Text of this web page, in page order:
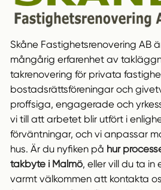
Skåne Fastighetsrenovering AB
mångårig erfarenhet av
takrenovering för privata
bostadsrättsföreningar och
proffsiga, engagerade och
vi till att arbetet blir utfört i
förväntningar, och vi anpassar
hus. Är du nyfiken på hur
takbyte i Malmö, eller vill du ta in
varmt välkommen att kontakta